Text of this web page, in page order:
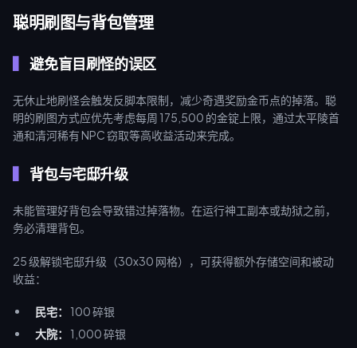
聪明刷图与背包管理
避免盲目刷怪的误区
无休止地刷怪会触发反脚本限制，减少奇遇奖励金币点的掉落。聪
明的刷图方式应优先考虑每周 175,500 的金锭上限，通过太平陵首
通和清河稀有 NPC 窃取等高收益活动来完成。
背包与宅邸升级
未能管理好背包会导致错过掉落物。在运行神工副本或劫狱之前，
务必清理背包。
25 级解锁宅邸升级（30x30 网格），可获得额外存储空间和被动
收益：
民宅：
100 碎银
大院：
1,000 碎银